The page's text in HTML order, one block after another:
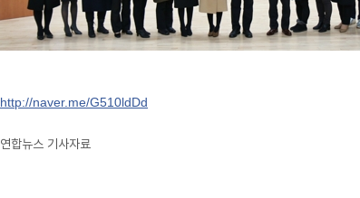
http://naver.me/G510ldDd
연합뉴스 기사자료